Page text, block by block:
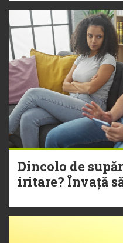
Dincolo de
iritare? Învață